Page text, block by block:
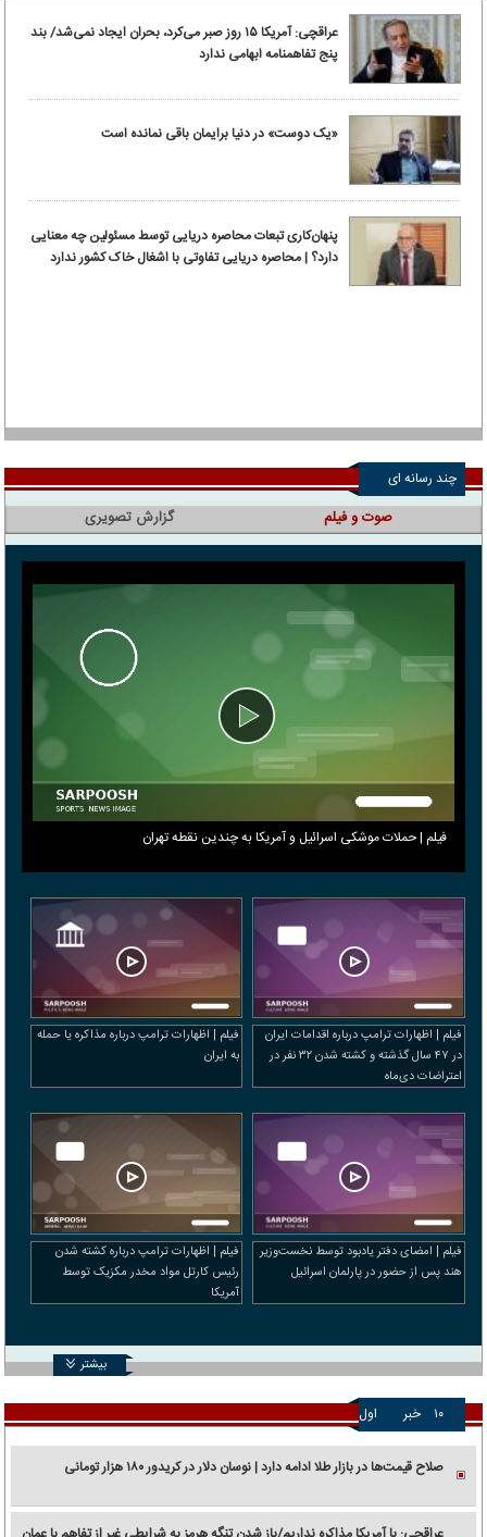
عراقچی: آمریکا ۱۵ روز صبر می‌کرد، بحران ایجاد نمی‌شد/ بند
پنج تفاهمنامه ابهامی ندارد
«یک دوست» در دنیا برایمان باقی نمانده است
پنهان‌کاری تبعات محاصره دریایی توسط مسئولین چه معنایی
دارد؟ | محاصره دریایی تفاوتی با اشغال خاک کشور ندارد
چند رسانه ای
صوت و فیلم
فیلم | حملات موشکی اسرائیل و آمریکا به چندین نقطه تهران
فیلم | اظهارات ترامپ درباره اقدامات ایران
در ۴۷ سال گذشته و کشته شدن ۳۲ نفر در
اعتراضات دی‌ماه
فیلم | اظهارات ترامپ درباره مذاکره یا حمله
به ایران
فیلم | امضای دفتر یادبود توسط نخست‌وزیر
هند پس از حضور در پارلمان اسرائیل
فیلم | اظهارات ترامپ درباره کشته شدن
رئیس کارتل مواد مخدر مکزیک توسط
آمریکا
بیشتر
گزارش تصویری
۱۰ خبر اول
صلاح قیمت‌ها در بازار طلا ادامه دارد | نوسان دلار در کریدور ۱۸۰ هزار تومانی